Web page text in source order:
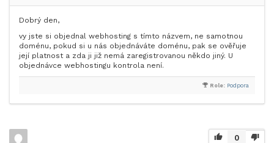
Dobrý den,
vy jste si objednal webhosting s tímto názvem, ne samotnou
doménu, pokud si u nás objednáváte doménu, pak se ověřuje
její platnost a zda ji již nemá zaregistrovanou někdo jiný. U
objednávce webhostingu kontrola není.
Role: Podpora
0